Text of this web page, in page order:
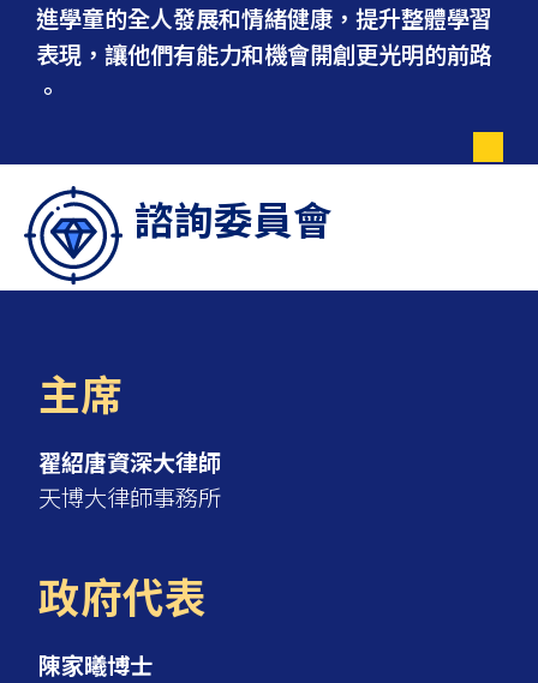
進學童的全人發展和情緒健康，提升整體學習
表現，讓他們有能力和機會開創更光明的前路
。
諮詢委員會
主席
翟紹唐資深大律師
天博大律師事務所
政府代表
陳家曦博士